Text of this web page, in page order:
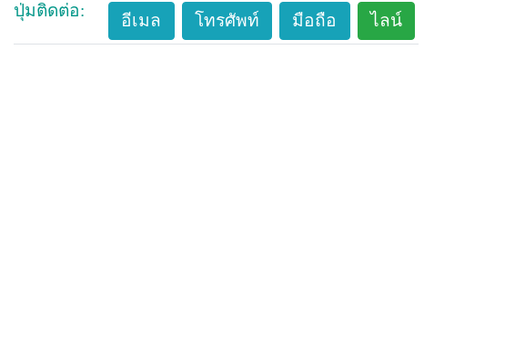
ปุ่มติดต่อ:
อีเมล โทรศัพท์ มือถือ ไลน์